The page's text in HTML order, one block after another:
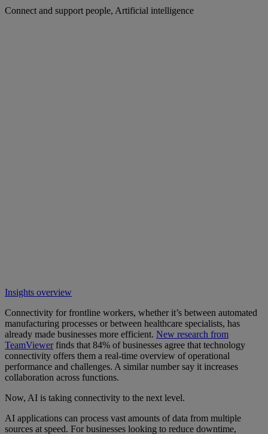
Connect and support people, Artificial intelligence
Insights overview
Connectivity for frontline workers, whether it’s between automated
manufacturing processes or between healthcare specialists, has
already made businesses more efficient. New research from
TeamViewerfinds that 84% of businesses agree that technology
connectivity offers them a real-time overview of operational
performance and challenges. A similar number say it increases
collaboration across functions.
Now, AI is taking connectivity to the next level.
AI applications can process vast amounts of data from multiple
sources at speed. For businesses looking to reduce downtime,